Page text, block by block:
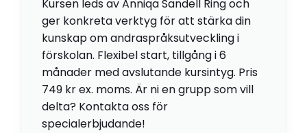
Kursen leds av Anniqa Sandell Ring och
ger konkreta verktyg för att stärka din
kunskap om andraspråksutveckling i
förskolan. Flexibel start, tillgång i 6
månader med avslutande kursintyg. Pris
749 kr ex. moms. Är ni en grupp som vill
delta? Kontakta oss för
specialerbjudande!